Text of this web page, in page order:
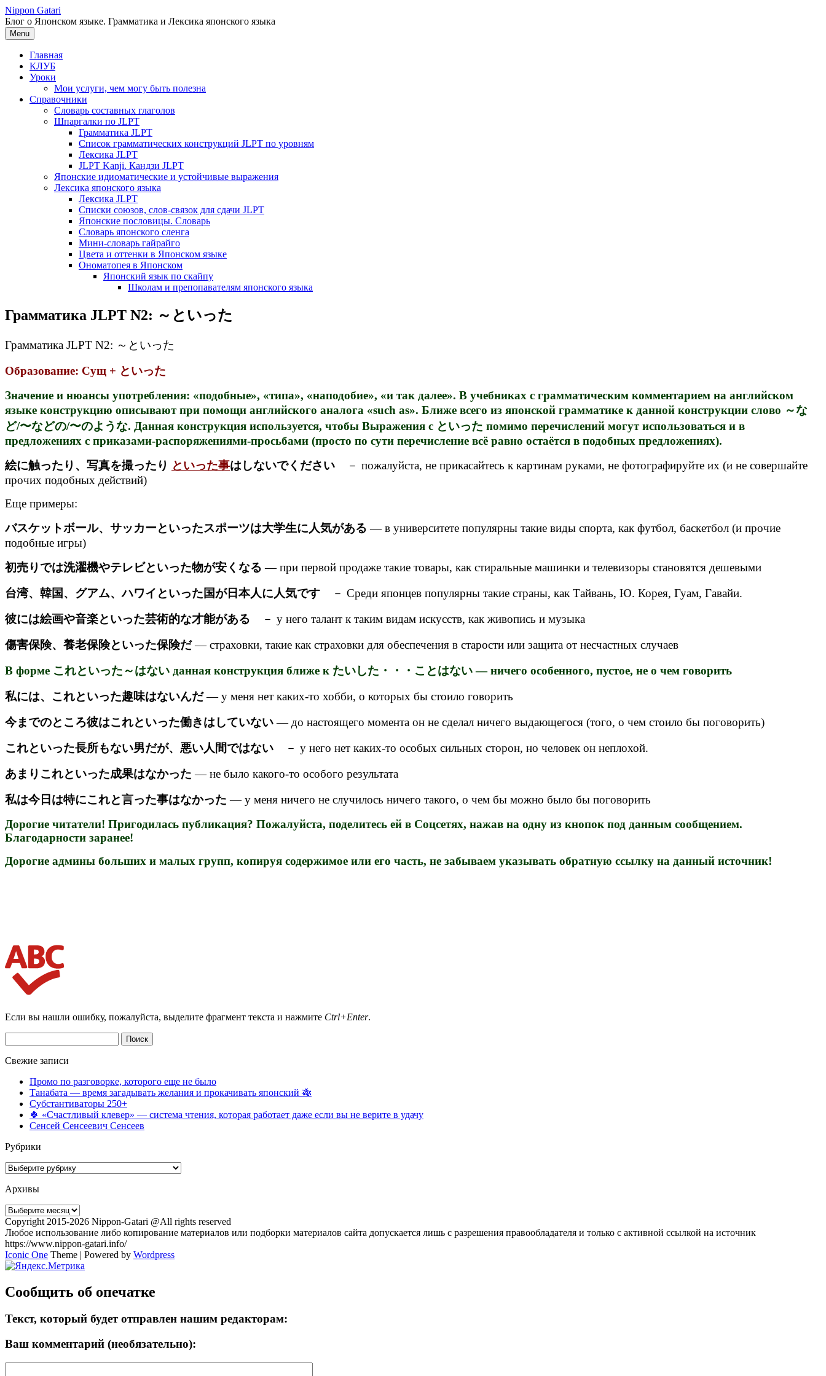
Перейти
к
содержимому
Nippon Gatari
Блог о Японском языке. Грамматика и Лексика японского языка
Menu
Главная
КЛУБ
Уроки
Мои услуги, чем могу быть полезна
Справочники
Словарь составных глаголов
Шпаргалки по JLPT
Грамматика JLPT
Список грамматических конструкций JLPT по уровням
Лексика JLPT
JLPT Kanji. Кандзи JLPT
Японские идиоматические и устойчивые выражения
Лексика японского языка
Лексика JLPT
Списки союзов, слов-связок для сдачи JLPT
Японские пословицы. Словарь
Словарь японского сленга
Мини-словарь гайрайго
Цвета и оттенки в Японском языке
Ономатопея в Японском
Японский язык по скайпу
Школам и препопавателям японского языка
Грамматика JLPT N2: ～といった
Грамматика JLPT N2: ～といった
Образование: Сущ + といった
Значение и нюансы употребления: «подобные», «типа», «наподобие», «и так далее». В учебниках с грамматическим комментарием на английском
языке конструкцию описывают при помощи английского аналога «such as». Ближе всего из японской грамматике к данной конструкции слово ～な
ど/〜などの/〜のような. Данная конструкция используется, чтобы Выражения с といった помимо перечислений могут использоваться и в
предложениях с приказами-распоряжениями-просьбами (просто по сути перечисление всё равно остаётся в подобных предложениях).
絵に触ったり、写真を撮ったり といった事はしないでください － пожалуйста, не прикасайтесь к картинам руками, не фотографируйте их (и не совершайте
прочих подобных действий)
Еще примеры:
バスケットボール、サッカーといったスポーツは大学生に人気がある — в университете популярны такие виды спорта, как футбол, баскетбол (и прочие
подобные игры)
初売りでは洗濯機やテレビといった物が安くなる — при первой продаже такие товары, как стиральные машинки и телевизоры становятся дешевыми
台湾、韓国、グアム、ハワイといった国が日本人に人気です
－ Среди японцев популярны такие страны, как Тайвань, Ю. Корея, Гуам, Гавайи.
彼には絵画や音楽といった芸術的な才能がある － у него талант к таким видам искусств, как живопись и музыка
傷害保険、養老保険といった保険だ— страховки, такие как страховки для обеспечения в старости или защита от несчастных случаев
В форме これといった～はない данная конструкция ближе к たいした・・・ことはない — ничего особенного, пустое, не о чем говорить
私には、これといった趣味はないんだ— у меня нет каких-то хобби, о которых бы стоило говорить
今までのところ彼はこれといった働きはしていない— до настоящего момента он не сделал ничего выдающегося (того, о чем стоило бы поговорить)
これといった長所もない男だが、悪い人間ではない － у него нет каких-то особых сильных сторон, но человек он неплохой.
あまりこれといった成果はなかった — не было какого-то особого результата
私は今日は特にこれと言った事はなかった — у меня ничего не случилось ничего такого, о чем бы можно было бы поговорить
Дорогие читатели! Пригодилась публикация? Пожалуйста, поделитесь ей в Соцсетях, нажав на одну из кнопок под данным сообщением.
Благодарности заранее!
Дорогие админы больших и малых групп, копируя содержимое или его часть, не забываем указывать обратную ссылку на данный источник!
Если вы нашли ошибку, пожалуйста, выделите фрагмент текста и нажмите Ctrl+Enter.
Свежие записи
Промо по разговорке, которого еще не было
Танабата — время загадывать желания и прокачивать японский 🎋
Субстантиваторы 250+
🍀 «Счастливый клевер» — система чтения, которая работает даже если вы не верите в удачу
Сенсей Сенсеевич Сенсеев
Рубрики
Рубрики
Архивы
Архивы
Copyright 2015-2026 Nippon-Gatari @All rights reserved
Любое использование либо копирование материалов или подборки материалов сайта допускается лишь с разрешения правообладателя и только с активной ссылкой на источник
https://www.nippon-gatari.info/
Iconic One Theme | Powered by Wordpress
Сообщить об опечатке
Текст, который будет отправлен нашим редакторам:
Ваш комментарий (необязательно):